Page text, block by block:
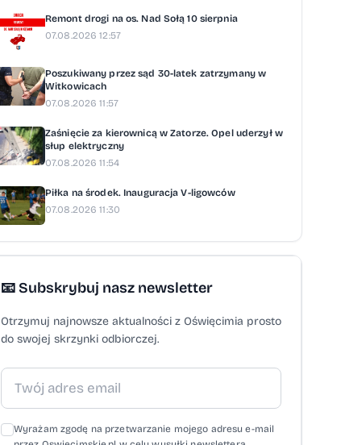
Remont drogi na os. Nad Sołą 10 sierpnia
07.08.2026 12:57
Poszukiwany przez sąd 30-latek zatrzymany w
Witkowicach
07.08.2026 11:57
Zaśnięcie za kierownicą w Zatorze. Opel uderzył w
słup elektryczny
07.08.2026 11:54
Piłka na środek. Inauguracja V-ligowców
07.08.2026 11:30
📧 Subskrybuj nasz newsletter
Otrzymuj najnowsze aktualności z Oświęcimia prosto
do swojej skrzynki odbiorczej.
Wyrażam zgodę na przetwarzanie mojego adresu e-mail